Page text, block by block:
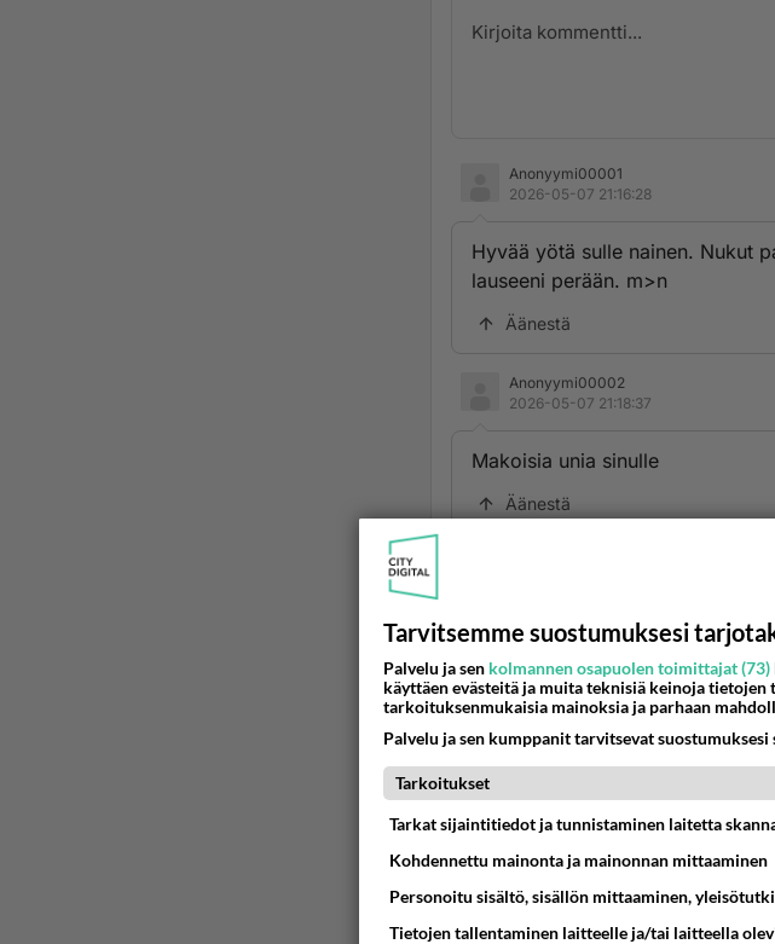
Anonyymi00001
2026-05-07 21:16:28
Hyvää yötä sulle nainen. Nukut
lauseeni perään. m>n
Äänestä
Anonyymi00002
2026-05-07 21:18:37
Makoisia unia sinulle
Äänestä
inhottaa ajatuskin nukkua
Äänestä
Kommentoi aloitusta...
Ketjusta on poistettu
Tarvitsemme suostumuksesi
Palvelu ja sen kolmannen osapuolen toimittajat (73)
käyttäen evästeitä ja muita teknisiä keinoja
tarkoituksenmukaisia mainoksia ja parhaan
Palvelu ja sen kumppanit tarvitsevat suostumuksesi
Tarkoitukset
Tarkat sijaintitiedot ja tunnistaminen laitetta
Kohdennettu mainonta ja mainonnan mittaaminen
Personoitu sisältö, sisällön mittaaminen,
Tietojen tallentaminen laitteelle ja/tai laitteella